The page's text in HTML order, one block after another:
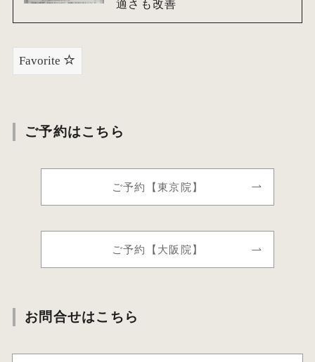
適さも改善
Favorite
ご予約はこちら
ご予約【東京院】
ご予約【大阪院】
お問合せはこちら